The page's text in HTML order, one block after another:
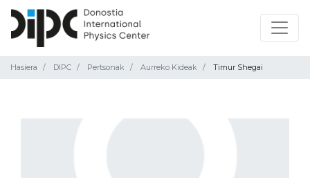
Hasiera DIPC Pertsonak Aurreko Kideak Timur Shegai